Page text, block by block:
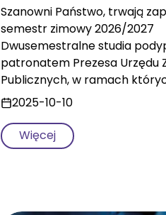
Szanowni Państwo, trwają
semestr zimowy 2026/2027
Dwusemestralne studia
patronatem Prezesa Urzędu
Publicznych, w ramach
2025-10-10
Więcej